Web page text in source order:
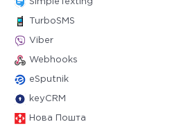
SimpleTexting
TurboSMS
Viber
Webhooks
eSputnik
keyCRM
Нова Пошта